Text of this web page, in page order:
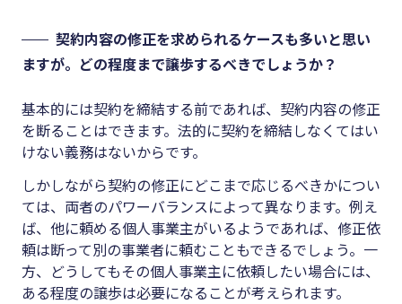
契約内容の修正を求められるケースも多いと思い
ますが。どの程度まで譲歩するべきでしょうか？
基本的には契約を締結する前であれば、契約内容の修正
を断ることはできます。法的に契約を締結しなくてはい
けない義務はないからです。
しかしながら契約の修正にどこまで応じるべきかについ
ては、両者のパワーバランスによって異なります。例え
ば、他に頼める個人事業主がいるようであれば、修正依
頼は断って別の事業者に頼むこともできるでしょう。一
方、どうしてもその個人事業主に依頼したい場合には、
ある程度の譲歩は必要になることが考えられます。